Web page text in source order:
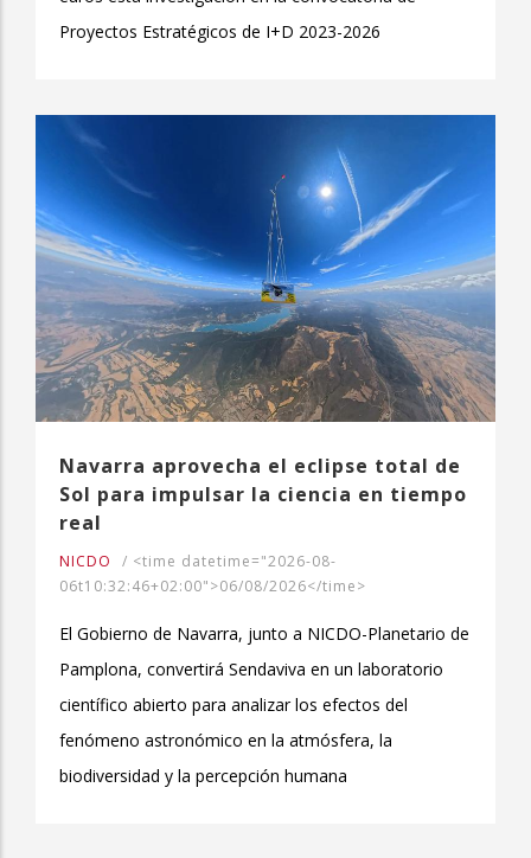
Proyectos Estratégicos de I+D 2023-2026
Navarra aprovecha el eclipse total de
Sol para impulsar la ciencia en tiempo
real
NICDO / <time datetime="2026-08-
06t10:32:46+02:00">06/08/2026</time>
El Gobierno de Navarra, junto a NICDO-Planetario de
Pamplona, convertirá Sendaviva en un laboratorio
científico abierto para analizar los efectos del
fenómeno astronómico en la atmósfera, la
biodiversidad y la percepción humana